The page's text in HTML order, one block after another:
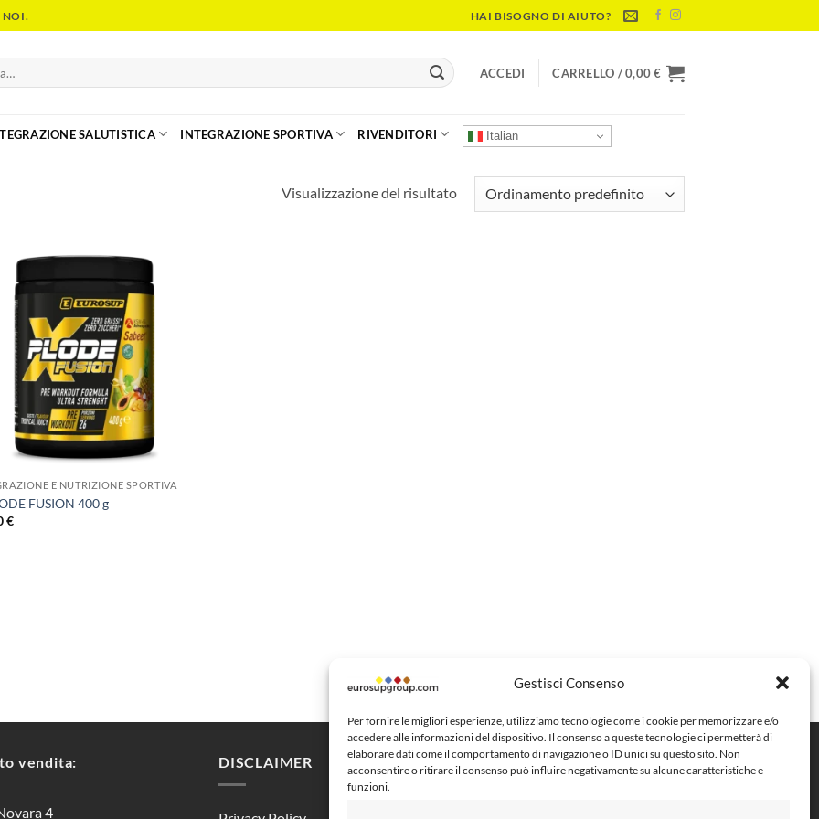
Gestisci Consenso
Per fornire le migliori esperienze, utilizziamo tecnologie come i cookie per memorizzare e/o
accedere alle informazioni del dispositivo. Il consenso a queste tecnologie ci permetterà di
elaborare dati come il comportamento di navigazione o ID unici su questo sito. Non
acconsentire o ritirare il consenso può influire negativamente su alcune caratteristiche e
funzioni.
NOI. HAI BISOGNO DI AIUTO?
ACCEDI CARRELLO /0,00€
SALUTISTICA INTEGRAZIONE SPORTIVA RIVENDITORI Italian
Visualizzazione del risultato
E NUTRIZIONE SPORTIVA
FUSION 400 g
€
vendita:
4
DISCLAIMER Metodi di pagamento